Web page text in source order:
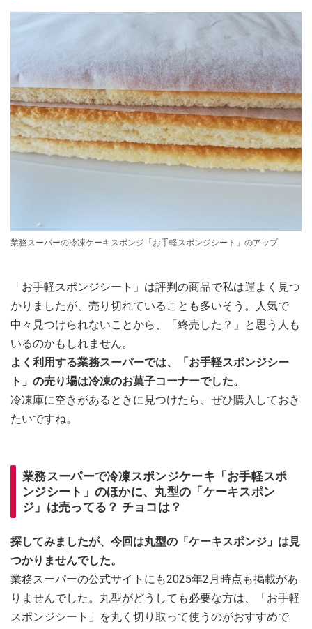
業務スーパーの冷凍ケーキスポンジ「お手軽スポンジシート」のアップ
「お手軽スポンジシート」は評判の商品で私は運よく見つ
かりましたが、売り切れていることも多いそう。人気で
中々見つけられないことから、「終売した？」と思う人も
いるのかもしれません。
よく利用する業務スーパーでは、「お手軽スポンジシー
ト」の売り場は冷凍のお菓子コーナーでした。
冷凍庫に空きがあるときに見つけたら、ぜひ購入しておき
たいですね。
業務スーパーで冷凍スポンジケーキ「お手軽スポ
ンジシート」のほかに、丸型の「ケーキスポン
ジ」は売ってる？ チョコは？
探してみましたが、今回は丸型の「ケーキスポンジ」は見
つかりませんでした。
業務スーパーの公式サイトにも2025年2月時点も掲載があ
りませんでした。丸型がどうしても必要な方は、「お手軽
スポンジシート」を丸く切り取って使うのがおすすめで